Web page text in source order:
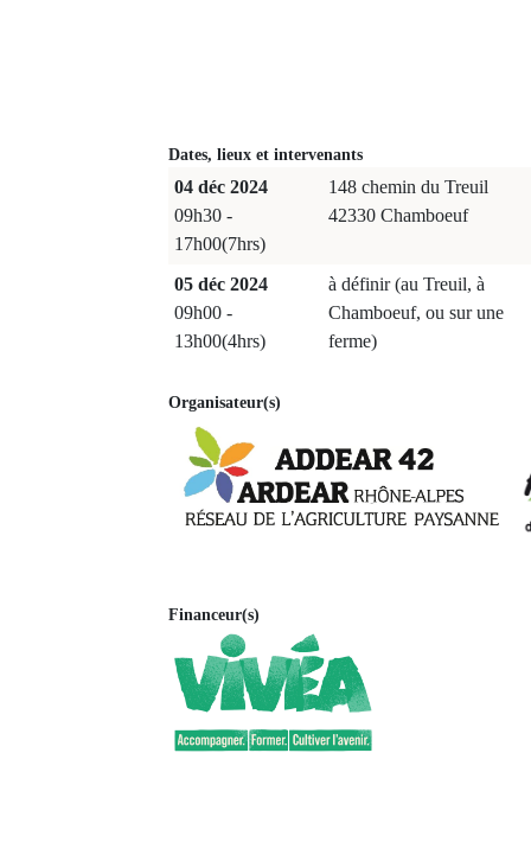
Dates, lieux et intervenants
04 déc 2024
09h30 -
17h00(7hrs)
148 chemin du Treuil
42330 Chamboeuf
05 déc 2024
09h00 -
13h00(4hrs)
à définir (au Treuil, à
Chamboeuf, ou sur une
ferme)
Organisateur(s)
Financeur(s)